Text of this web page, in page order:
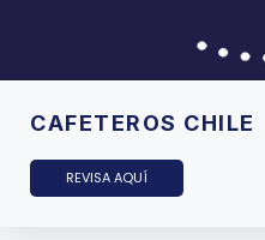
CAFETEROS CHILE
REVISA AQUÍ